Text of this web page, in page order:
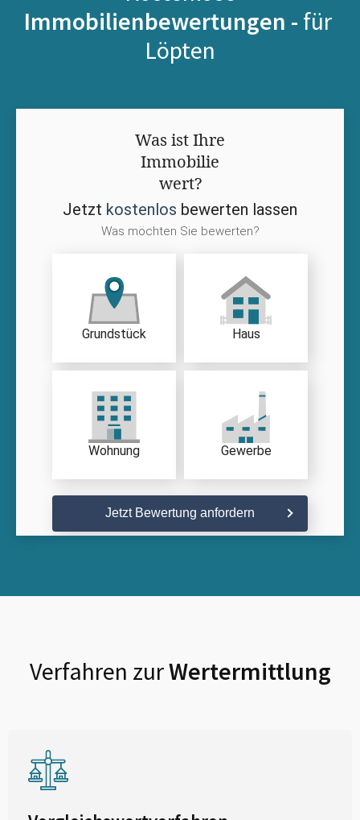
Immobilienbewertungen - für
Löpten
Was ist Ihre
Immobilie
wert?
Jetzt kostenlos bewerten lassen
Was möchten Sie bewerten?
Grundstück Haus
Wohnung Gewerbe
Jetzt Bewertung anfordern
Verfahren zurWertermittlung